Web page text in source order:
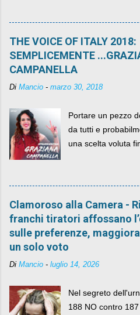
per un numero
più. C'era una
THE VOICE OF ITALY 2018:
SEMPLICEMENTE
CAMPANELLA
Di Mancio - marzo 30, 2018
Portare un pezzo
da tutti e
una scelta voluta
Clamoroso alla Camera -
franchi tiratori affossano
sulle preferenze,
un solo voto
Di Mancio - luglio 14, 2026
Nel segreto
188 NO contro